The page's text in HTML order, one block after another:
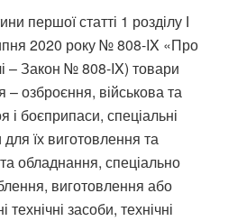
першої статті 1 розділу І
2020 року № 808-IX «Про
– Закон № 808-IX) товари
озброєння, військова та
і боєприпаси, спеціальні
їх виготовлення та
обладнання, спеціально
виготовлення або
засоби, технічні